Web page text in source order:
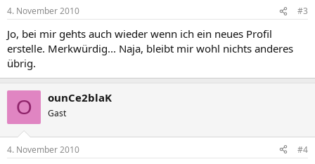
4. November 2010 #3
Jo, bei mir gehts auch wieder wenn ich ein neues Profil
erstelle. Merkwürdig... Naja, bleibt mir wohl nichts anderes
übrig.
O ounCe2blaK
Gast
4. November 2010 #4